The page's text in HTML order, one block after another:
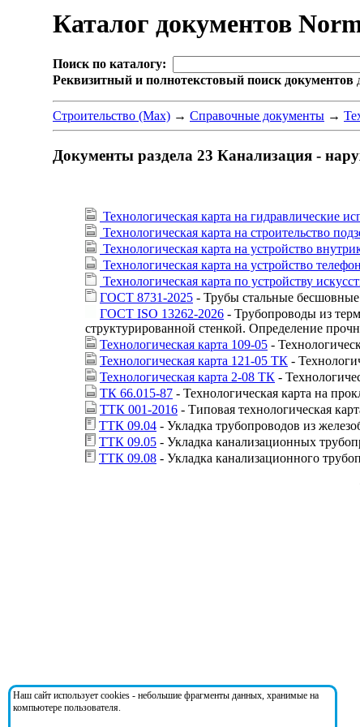
Каталог документов
Поиск по каталогу:
Реквизитный и полнотекстовый поиск документов
Строительство (Max) → Справочные документы →
Документы раздела 23 Канализация -
Технологическая карта на гидравлические
Технологическая карта на строительство
Технологическая карта на устройство
Технологическая карта на устройство
Технологическая карта по устройству
ГОСТ 8731-2025 - Трубы стальные
ГОСТ ISO 13262-2026 - Трубопроводы из
структурированной стенкой. Определение
Технологическая карта 109-05 -
Технологическая карта 121-05 ТК -
Технологическая карта 2-08 ТК -
ТК 66.015-87 - Технологическая карта на
ТТК 001-2016 - Типовая технологическая
ТТК 09.04 - Укладка трубопроводов из
ТТК 09.05 - Укладка канализационных
ТТК 09.08 - Укладка канализационного
Наш сайт использует cookies - небольшие фрагменты данных, хранимые на
компьютере пользователя.